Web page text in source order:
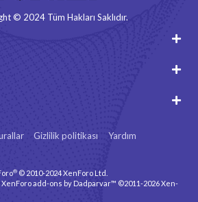
© 2024 Tüm Hakları Saklıdır.
Gizlilik politikası
Yardım
® © 2010-2024 XenForo Ltd.
XenForo add-ons by Dadparvar™ ©2011-2026Xen-